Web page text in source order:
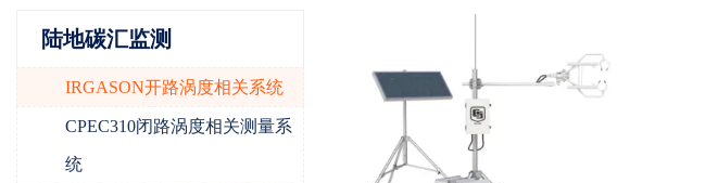
陆地碳汇监测
IRGASON开路涡度相关系统
CPEC310闭路涡度相关测量系
统